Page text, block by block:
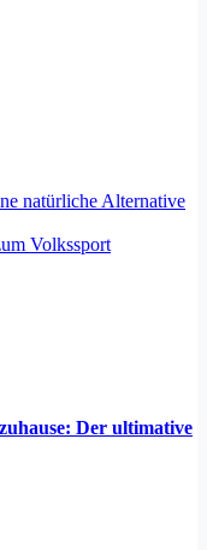
natürliche Alternative
Volkssport
Der ultimative